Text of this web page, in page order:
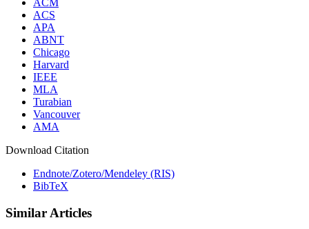
ACM
ACS
APA
ABNT
Chicago
Harvard
IEEE
MLA
Turabian
Vancouver
AMA
Download Citation
Endnote/Zotero/Mendeley (RIS)
BibTeX
Similar Articles